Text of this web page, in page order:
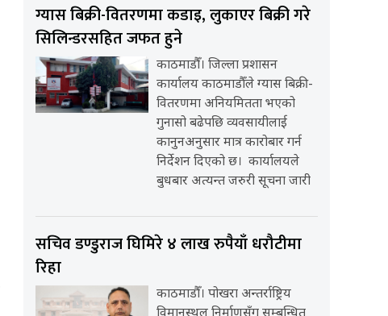
ग्यास बिक्री-वितरणमा कडाइ, लुकाएर बिक्री गरे
सिलिन्डरसहित जफत हुने
काठमाडौँ। जिल्ला प्रशासन
कार्यालय काठमाडौँले ग्यास बिक्री-
वितरणमा अनियमितता भएको
गुनासो बढेपछि व्यवसायीलाई
कानुनअनुसार मात्र कारोबार गर्न
निर्देशन दिएको छ। कार्यालयले
बुधबार अत्यन्त जरुरी सूचना जारी
सचिव डण्डुराज घिमिरे ४ लाख रुपैयाँ धरौटीमा
रिहा
काठमाडौँ। पोखरा अन्तर्राष्ट्रिय